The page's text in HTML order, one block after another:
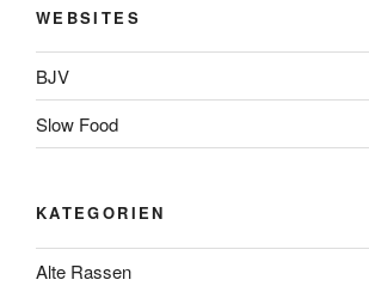
WEBSITES
BJV
Slow Food
KATEGORIEN
Alte Rassen